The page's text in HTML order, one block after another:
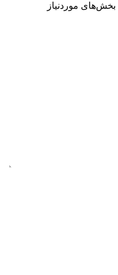
بخش‌های موردنیاز